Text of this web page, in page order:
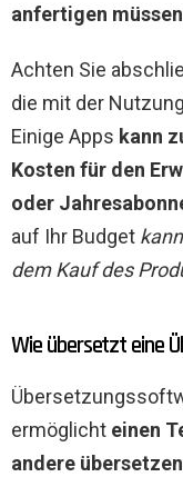
anfertigen
Achten Sie
die mit der
Einige Apps kann
Kosten für den
oder
auf Ihr Budget
dem Kauf des
Wie übersetzt eine
ermöglicht einen
andere